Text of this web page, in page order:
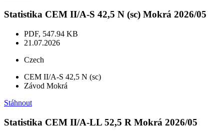
Statistika CEM II/A-S 42,5 N (sc) Mokrá 2026/05
PDF, 547.94 KB
21.07.2026
Czech
CEM II/A-S 42,5 N (sc)
Závod Mokrá
Stáhnout
Statistika CEM II/A-LL 52,5 R Mokrá 2026/05